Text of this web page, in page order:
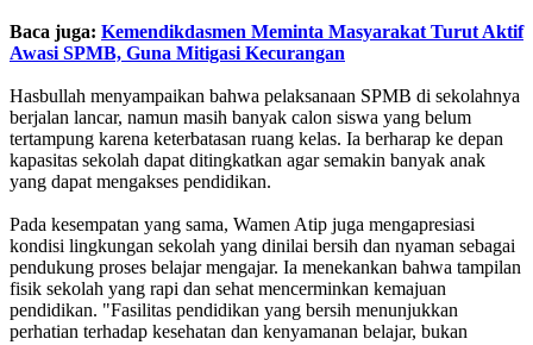
Baca juga: Kemendikdasmen Meminta Masyarakat Turut Aktif
Awasi SPMB, Guna Mitigasi Kecurangan
Hasbullah menyampaikan bahwa pelaksanaan SPMB di sekolahnya
berjalan lancar, namun masih banyak calon siswa yang belum
tertampung karena keterbatasan ruang kelas. Ia berharap ke depan
kapasitas sekolah dapat ditingkatkan agar semakin banyak anak
yang dapat mengakses pendidikan.
Pada kesempatan yang sama, Wamen Atip juga mengapresiasi
kondisi lingkungan sekolah yang dinilai bersih dan nyaman sebagai
pendukung proses belajar mengajar. Ia menekankan bahwa tampilan
fisik sekolah yang rapi dan sehat mencerminkan kemajuan
pendidikan. "Fasilitas pendidikan yang bersih menunjukkan
perhatian terhadap kesehatan dan kenyamanan belajar, bukan